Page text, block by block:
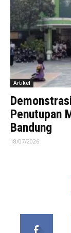
Artikel
Penutupan
Bandung
18/07/2026